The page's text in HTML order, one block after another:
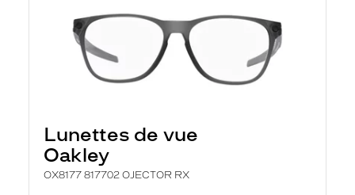
Lunettes de vue
Oakley
OX8177 817702 OJECTOR RX